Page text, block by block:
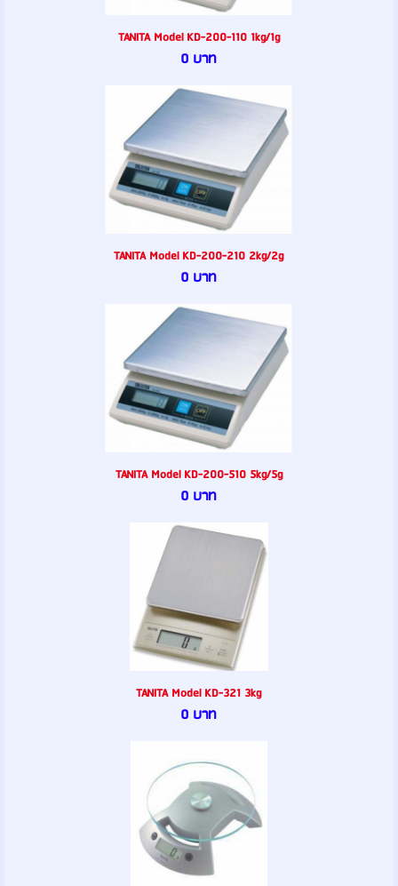
TANITA Model KD-200-110 1kg/1g
0 บาท
TANITA Model KD-200-210 2kg/2g
0 บาท
TANITA Model KD-200-510 5kg/5g
0 บาท
TANITA Model KD-321 3kg
0 บาท